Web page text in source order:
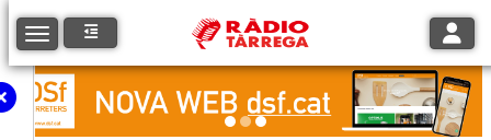
Toggle navigation